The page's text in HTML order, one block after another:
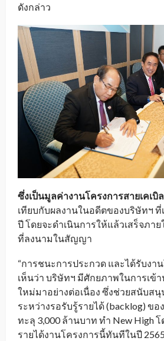
ดังกล่าว
ซึ่งเป็นมูลค่างานโครงการสายเคเ
เทียบกับผลงานในอดีตของบริษัทฯ ที่
ปี โดยจะดำเนินการให้แล้วเสร็จภา
ที่ลงนามในสัญญา
“การชนะการประกวด และได้รับงา
เห็นว่า บริษัทฯ มีศักยภาพในการเข้
ใหม่มาอย่างต่อเนื่อง ซึ่งช่วยสนับส
ระหว่างรอรับรู้รายได้ (backlog) ข
ทะลุ 3,000 ล้านบาท ทำ New High
รายได้งานโครงการนี้ทันทีในปี